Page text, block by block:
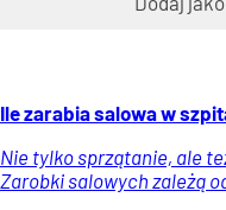
Ile zarabia salowa w
Nie tylko sprzątanie, ale
Zarobki salowych zależą